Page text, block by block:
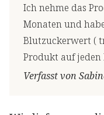
Ich nehme das
Monaten und
Blutzuckerwert (
Produkt auf
Verfasst von